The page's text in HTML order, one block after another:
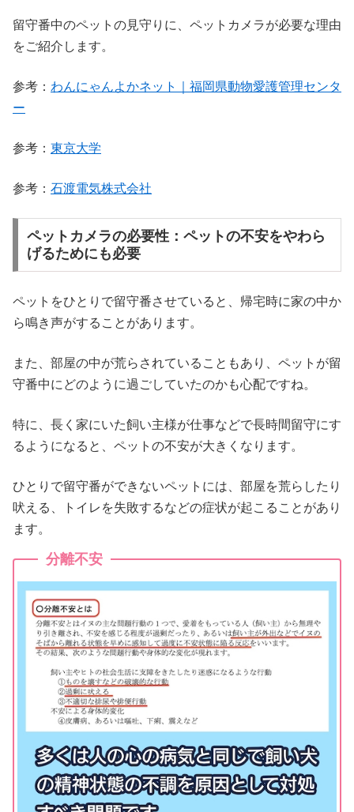
留守番中のペットの見守りに、ペットカメラが必要な理由
をご紹介します。
参考： わんにゃんよかネット｜福岡県動物愛護管理センタ
ー
参考： 東京大学
参考： 石渡電気株式会社
ペットカメラの必要性：ペットの不安をやわら
げるためにも必要
ペットをひとりで留守番させていると、帰宅時に家の中か
ら鳴き声がすることがあります。
また、部屋の中が荒らされていることもあり、ペットが留
守番中にどのように過ごしていたのかも心配ですね。
特に、長く家にいた飼い主様が仕事などで長時間留守にす
るようになると、ペットの不安が大きくなります。
ひとりで留守番ができないペットには、部屋を荒らしたり
吠える、トイレを失敗するなどの症状が起こることがあり
ます。
分離不安